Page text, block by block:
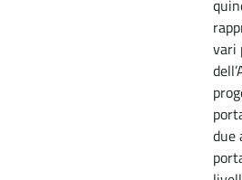
vari
due